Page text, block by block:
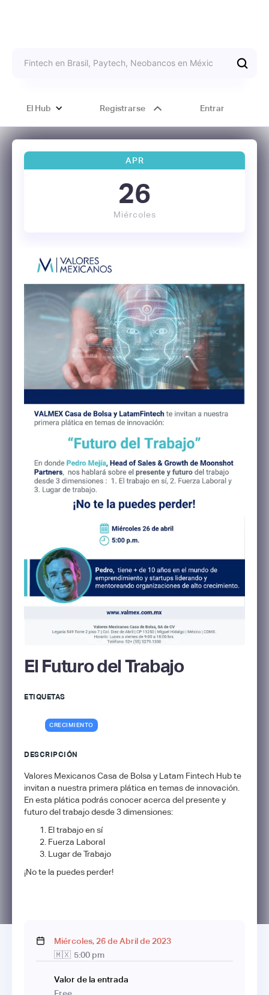
El Hub Registrarse Entrar
APR
26
Miércoles
El Futuro del Trabajo
ETIQUETAS
CRECIMIENTO
DESCRIPCIÓN
Valores Mexicanos Casa de Bolsa y Latam Fintech Hub te
invitan a nuestra primera plática en temas de innovación.
En esta plática podrás conocer acerca del presente y
futuro del trabajo desde 3 dimensiones:
El trabajo en sí
Fuerza Laboral
Lugar de Trabajo
¡No te la puedes perder!
Miércoles, 26deAbrilde 2023
🇲🇽 5:00 pm
Valor de la entrada
Free